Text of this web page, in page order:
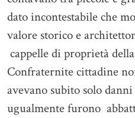
dato incontestabile che
valore storico e
cappelle di proprietà
Confraternite cittadine
avevano subito solo
ugualmente furono